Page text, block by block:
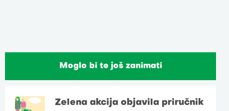
Moglo bi te još zanimati
Zelena akcija objavila priručnik